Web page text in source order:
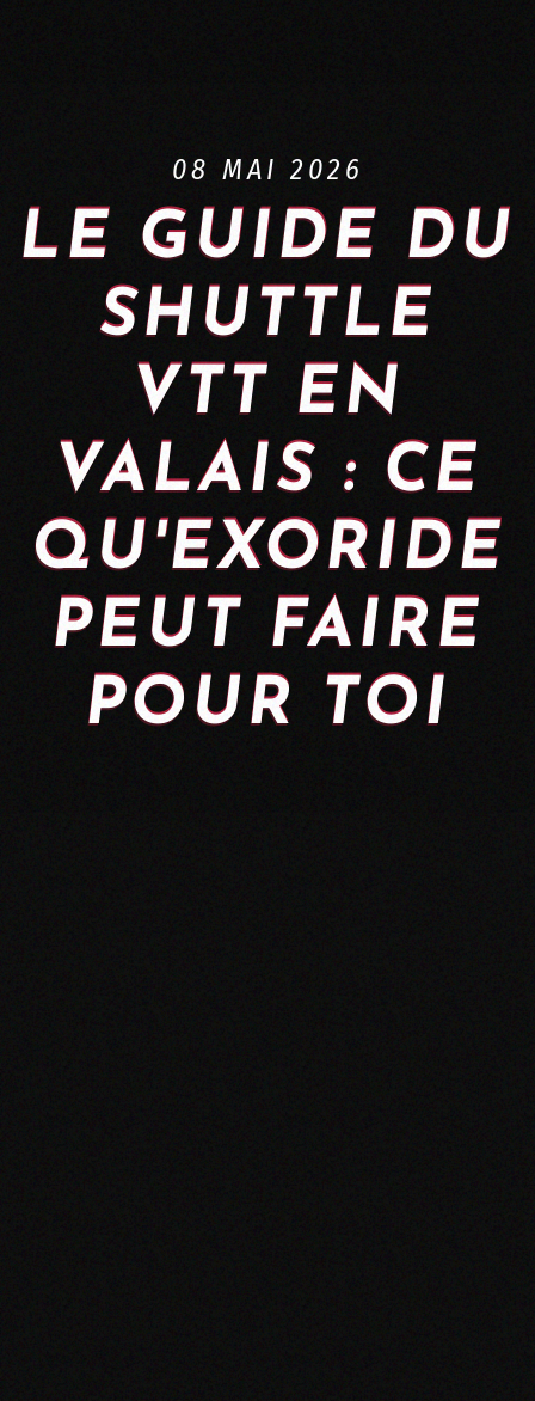
08 MAI 2026
LE GUIDE DU
SHUTTLE
VTT EN
VALAIS : CE
QU'EXORIDE
PEUT FAIRE
POUR TOI